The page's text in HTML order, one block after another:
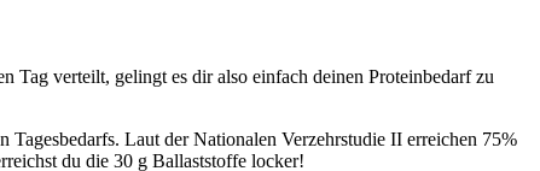
Tag verteilt, gelingt es dir also einfach deinen Proteinbedarf zu
Tagesbedarfs. Laut der Nationalen Verzehrstudie II erreichen 75%
du die 30 g Ballaststoffe locker!